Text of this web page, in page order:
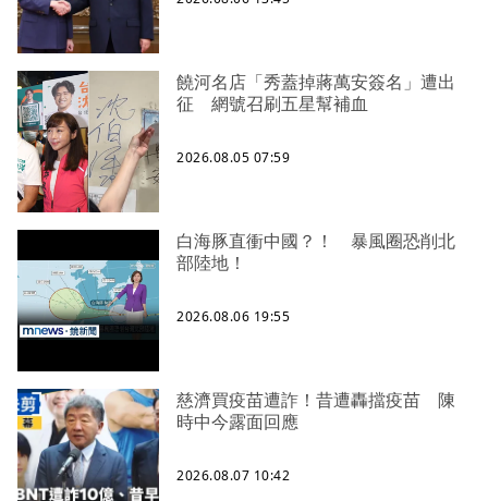
饒河名店「秀蓋掉蔣萬安簽名」遭出
征 網號召刷五星幫補血
2026.08.05 07:59
白海豚直衝中國？！ 暴風圈恐削北
部陸地！
2026.08.06 19:55
慈濟買疫苗遭詐！昔遭轟擋疫苗 陳
時中今露面回應
2026.08.07 10:42